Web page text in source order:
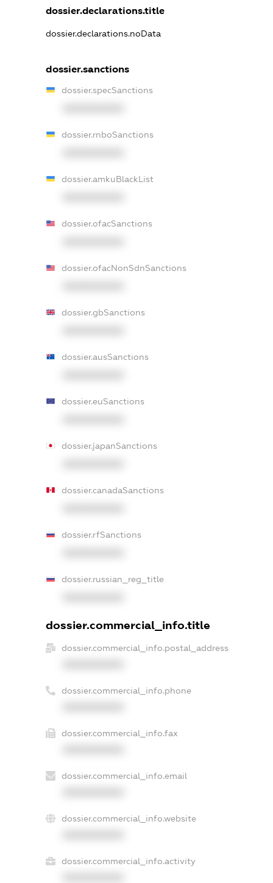
dossier.declarations.title
dossier.declarations.noData
dossier.sanctions
dossier.specSanctions
dossier.rnboSanctions
dossier.amkuBlackList
dossier.ofacSanctions
dossier.ofacNonSdnSanctions
dossier.gbSanctions
dossier.ausSanctions
dossier.euSanctions
dossier.japanSanctions
dossier.canadaSanctions
dossier.rfSanctions
dossier.russian_reg_title
dossier.commercial_info.title
dossier.commercial_info.postal_address
dossier.commercial_info.phone
dossier.commercial_info.fax
dossier.commercial_info.email
dossier.commercial_info.website
dossier.commercial_info.activity